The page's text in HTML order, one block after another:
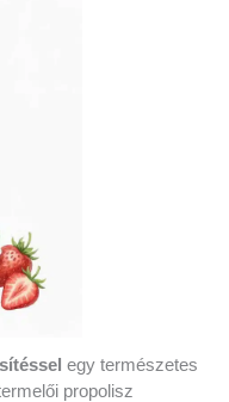
egy természetes
propolisz